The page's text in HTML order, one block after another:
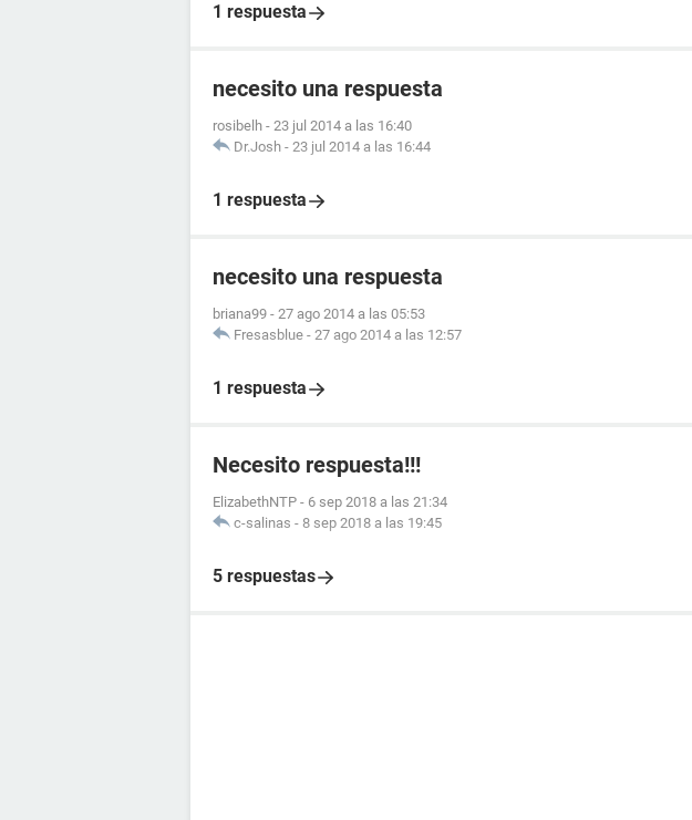
1 respuesta
necesito una respuesta
rosibelh - 23 jul 2014 a las 16:40
Dr.Josh - 23 jul 2014 a las 16:44
1 respuesta
necesito una respuesta
briana99 - 27 ago 2014 a las 05:53
Fresasblue - 27 ago 2014 a las 12:57
1 respuesta
Necesito respuesta!!!
ElizabethNTP - 6 sep 2018 a las 21:34
c-salinas - 8 sep 2018 a las 19:45
5 respuestas